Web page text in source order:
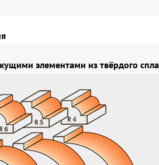
элементами из твёрдого